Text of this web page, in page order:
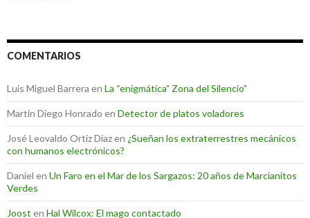
COMENTARIOS
Luis Miguel Barrera en La “enigmática” Zona del Silencio”
Martin Diego Honrado en Detector de platos voladores
José Leovaldo Ortiz Díazen ¿Sueñan los extraterrestres mecánicos
con humanos electrónicos?
Daniel en Un Faro en el Mar de los Sargazos: 20 años de Marcianitos
Verdes
Joost en Hal Wilcox: El mago contactado